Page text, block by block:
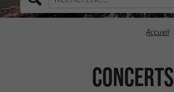
Accueil
Concerts